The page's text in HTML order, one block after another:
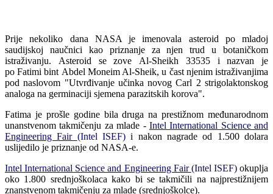
Prije nekoliko dana NASA je imenovala asteroid po mladoj
saudijskoj naučnici kao priznanje za njen trud u botaničkom
istraživanju. Asteroid se zove Al-Sheikh 33535 i nazvan je
po Fatimi bint Abdel Moneim Al-Sheik, u čast njenim istraživanjima
pod naslovom "Utvrđivanje učinka novog Carl 2 strigolaktonskog
analoga na germinaciji sjemena parazitskih korova".
Fatima je prošle godine bila druga na prestižnom međunarodnom
unanstvenom takmičenju za mlade - Intel International Science and
Engineering Fair (Intel ISEF) i nakon nagrade od 1.500 dolara
uslijedilo je priznanje od NASA-e.
Intel International Science and Engineering Fair(Intel ISEF)okuplja
oko 1.800 srednjoškolaca kako bi se takmičili na najprestižnijem
znanstvenom takmičenju za mlade (srednjoškolce).